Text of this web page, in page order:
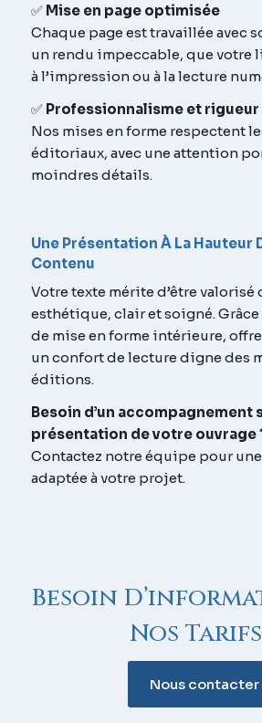
✅ Mise en page optimisée
Chaque page est travaillée avec
un rendu impeccable, que votre
à l’impression ou à la lecture
✅ Professionnalisme et rigueur
Nos mises en forme respectent
éditoriaux, avec une attention
moindres détails.
Une Présentation À La Hauteur
Contenu
Votre texte mérite d’être valorisé
esthétique, clair et soigné. Grâce
de mise en forme intérieure,
un confort de lecture digne des
éditions.
Besoin d’un accompagnement
présentation de votre ouvrage
Contactez notre équipe pour
adaptée à votre projet.
Besoin
Nos Tarifs
Nous contacter